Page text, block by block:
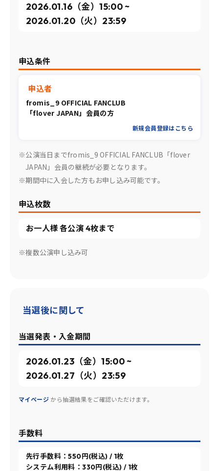
2026.01.16（金）15:00 ~
2026.01.20（火）23:59
申込条件
申込者
fromis_9 OFFICIAL FANCLUB
「flover JAPAN」会員の方
新規会員登録はこちら
※公演当日までfromis_9 OFFICIAL FANCLUB「flover
JAPAN」会員の継続が必要となります。
※期間中に入会した方もお申し込み可能です。
申込枚数
お一人様 各公演 4枚まで
※複数公演申し込み可
当選後に関して
当選発表・入金期間
2026.01.23（金）15:00 ~
2026.01.27（火）23:59
マイページ から抽選結果をご確認いただけます。
手数料
先行手数料：550円(税込) / 1枚
システム利用料：330円(税込) / 1枚